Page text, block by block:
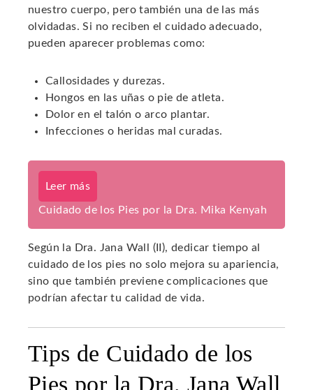
nuestro cuerpo, pero también una de las más
olvidadas. Si no reciben el cuidado adecuado,
pueden aparecer problemas como:
Callosidades y durezas.
Hongos en las uñas o pie de atleta.
Dolor en el talón o arco plantar.
Infecciones o heridas mal curadas.
Leer más
Cuidado de los Pies por la Dra. Mika Kenyah
Según la Dra. Jana Wall (II), dedicar tiempo al
cuidado de los pies no solo mejora su apariencia,
sino que también previene complicaciones que
podrían afectar tu calidad de vida.
Tips de Cuidado de los
Pies por la Dra. Jana Wall